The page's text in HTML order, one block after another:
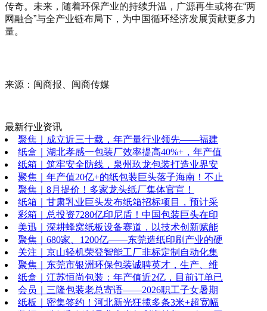
传奇。未来，随着环保产业的持续升温，广源再生或将在“两
网融合”与全产业链布局下，为中国循环经济发展贡献更多力
量。
来源：闽商报、闽商传媒
最新行业资讯
聚焦｜成立近三十载，年产量行业领先——福建
纸盒｜湖北孝感一包装厂效率提高40%+，年产值
纸箱｜筑牢安全防线，泉州玖龙包装打造业界安
聚焦｜年产值20亿+的纸包装巨头落子海南！不止
聚焦｜8月提价！多家龙头纸厂集体官宣！
纸箱｜甘肃乳业巨头发布纸箱招标项目，预计采
彩箱｜总投资7280亿印尼盾！中国包装巨头在印
美迅｜深耕蜂窝纸板设备赛道，以技术创新赋能
聚焦｜680家、1200亿——东莞造纸印刷产业的硬
关注｜京山轻机荣登智能工厂非标定制自动化集
聚焦｜东莞市银洲环保包装诚聘英才，生产、维
纸盒｜江苏恒尚包装：年产值近2亿，目前订单已
会员｜三隆包装老总寄语——2026职工子女暑期
纸板｜密集签约！河北新光狂揽多条3米+超宽幅